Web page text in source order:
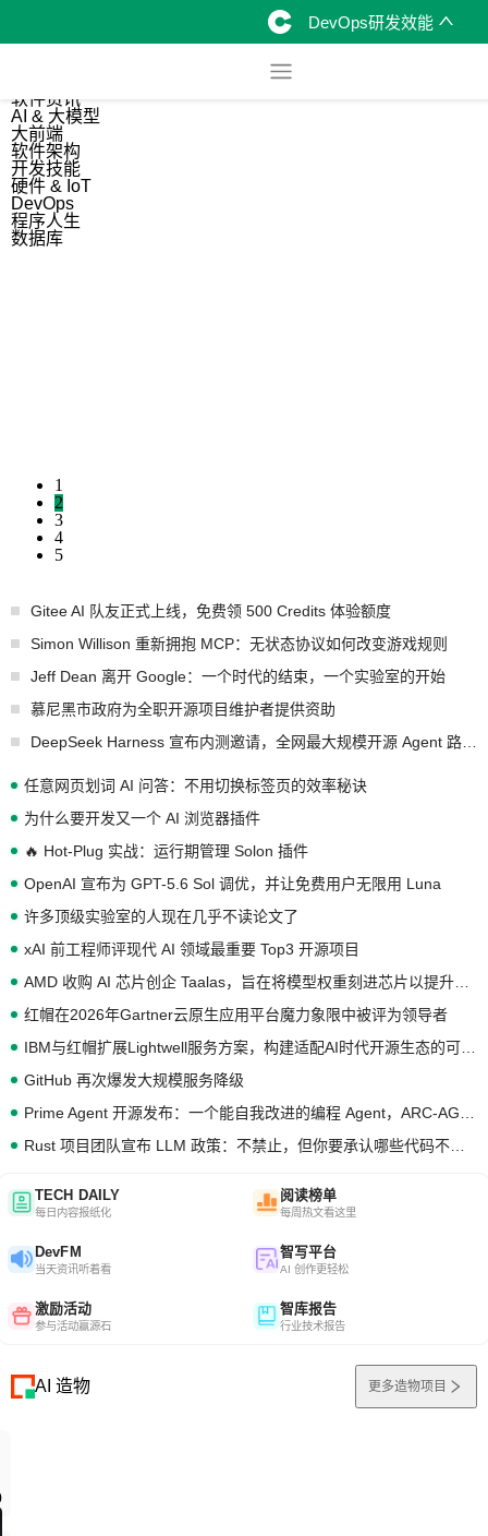
DevOps研发效能
软件资讯
AI & 大模型
大前端
软件架构
开发技能
硬件 & IoT
DevOps
程序人生
数据库
1
2
3
4
5
Gitee AI 队友正式上线，免费领 500 Credits 体验额度
Simon Willison 重新拥抱 MCP：无状态协议如何改变游戏规则
Jeff Dean 离开 Google：一个时代的结束，一个实验室的开始
慕尼黑市政府为全职开源项目维护者提供资助
任意网页划词 AI 问答：不用切换标签页的效率秘诀
为什么要开发又一个 AI 浏览器插件
🔥 Hot-Plug 实战：运行期管理 Solon 插件
OpenAI 宣布为 GPT-5.6 Sol 调优，并让免费用户无限用 Luna
许多顶级实验室的人现在几乎不读论文了
xAI 前工程师评现代 AI 领域最重要 Top3 开源项目
红帽在2026年Gartner云原生应用平台魔力象限中被评为领导者
GitHub 再次爆发大规模服务降级
TECH DAILY
每日内容报纸化
阅读榜单
每周热文看这里
DevFM
当天资讯听着看
智写平台
AI 创作更轻松
激励活动
参与活动赢源石
智库报告
行业技术报告
AI 造物 更多造物项目